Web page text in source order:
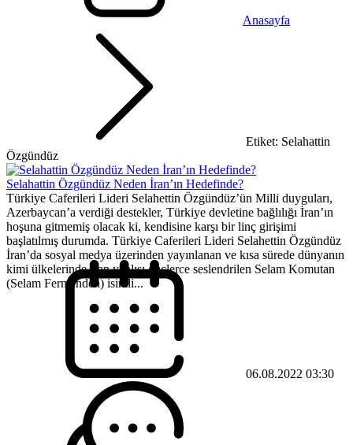
Anasayfa
Etiket: Selahattin
Özgündüz
Selahattin Özgündüz Neden İran’ın Hedefinde?
Türkiye Caferileri Lideri Selahettin Özgündüz’ün Milli duyguları,
Azerbaycan’a verdiği destekler, Türkiye devletine bağlılığı İran’ın
hoşuna gitmemiş olacak ki, kendisine karşı bir linç girişimi
başlatılmış durumda. Türkiye Caferileri Lideri Selahettin Özgündüz
İran’da sosyal medya üzerinden yayınlanan ve kısa sürede dünyanın
kimi ülkelerinde İran yanlısı güçlerce seslendrilen Selam Komutan
(Selam Fermandeh) isimli...
06.08.2022 03:30